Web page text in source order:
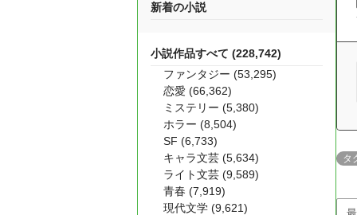
タ
新着の小説
小説作品すべて (228,742)
ファンタジー (53,295)
恋愛 (66,362)
ミステリー (5,380)
ホラー (8,504)
SF (6,733)
キャラ文芸 (5,634)
ライト文芸 (9,589)
青春 (7,919)
現代文学 (9,621)